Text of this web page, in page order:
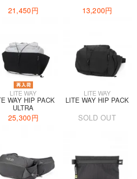
21,450円 13,200円
LITE WAY
WAY HIP PACK
ULTRA
25,300円
LITE WAY
LITE WAY HIP PACK
SOLD OUT